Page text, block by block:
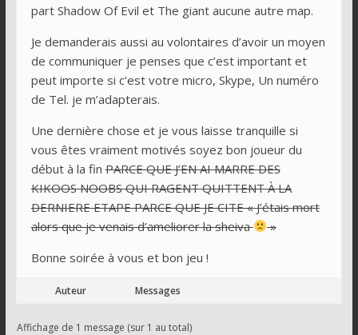
part Shadow Of Evil et The giant aucune autre map.
Je demanderais aussi au volontaires d’avoir un moyen
de communiquer je penses que c’est important et
peut importe si c’est votre micro, Skype, Un numéro
de Tel. je m’adapterais.
Une dernière chose et je vous laisse tranquille si
vous êtes vraiment motivés soyez bon joueur du
début à la finPARCE QUE J’EN AI MARRE DES
KIKOOS NOOBS QUI RAGENT QUITTENT À LA
DERNIERE ETAPE PARCE QUE JE CITE « J’étais mort
alors que je venais d’ameliorer la sheiva
»
Bonne soirée à vous et bon jeu !
Auteur Messages
Affichage de 1 message (sur 1 au total)